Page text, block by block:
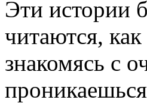
Эти истории
читаются,
знакомясь с